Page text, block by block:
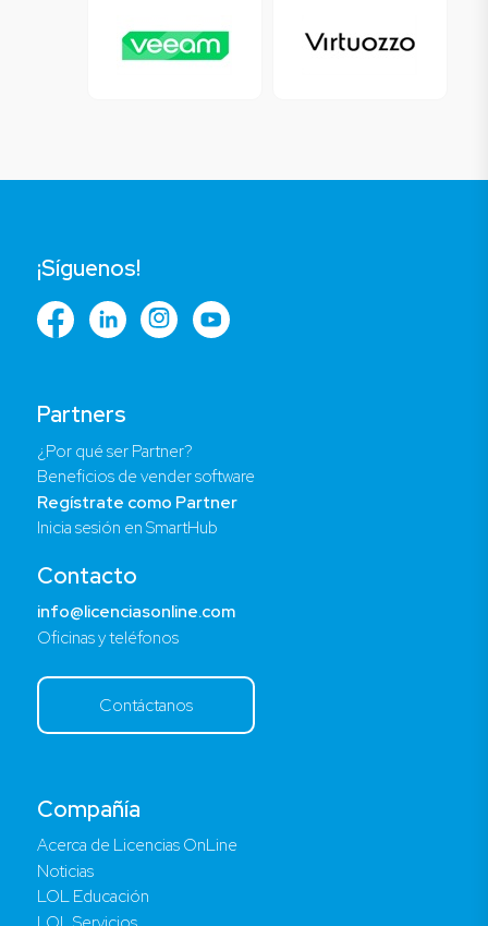
Compañía
Acerca de Licencias OnLine
Noticias
LOL Educación
Partners
¿Por qué ser Partner?
Beneficios de vender software
Regístrate como Partner
Inicia sesión en SmartHub
Contacto
info@licenciasonline.com
Oficinas y teléfonos
Contáctanos
¡Síguenos!